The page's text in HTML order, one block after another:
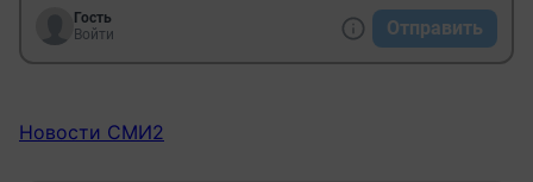
Гость
Войти
Отправить
Новости СМИ2